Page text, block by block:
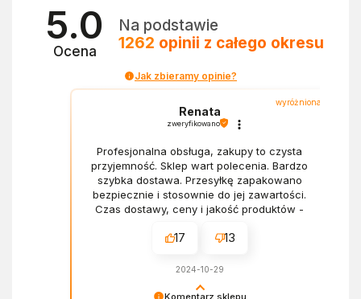
5.0
Ocena
Na podstawie
1262 opinii z całego okresu
Jak zbieramy opinie?
Komentarz sklepu
wyróżniona
Renata
zweryfikowano
Profesjonalna obsługa, zakupy to czysta
przyjemność. Sklep wart polecenia. Bardzo
szybka dostawa. Przesyłkę zapakowano
bezpiecznie i stosownie do jej zawartości.
Czas dostawy, ceny i jakość produktów -
17 13
2024-10-29